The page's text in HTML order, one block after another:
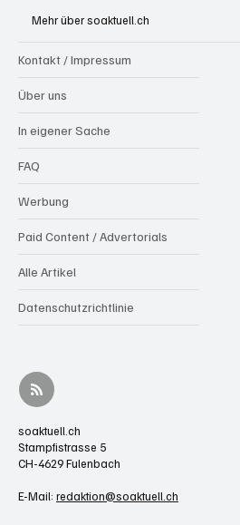
Mehr über soaktuell.ch
Kontakt / Impressum
Über uns
In eigener Sache
FAQ
Werbung
Paid Content / Advertorials
Datenschutzrichtlinie
soaktuell.ch